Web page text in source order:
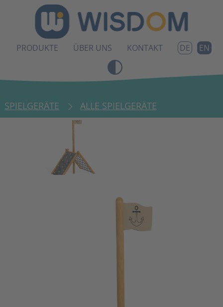
PRODUKTE ÜBER UNS KONTAKT DE EN
SPIELGERÄTE ALLE SPIELGERÄTE